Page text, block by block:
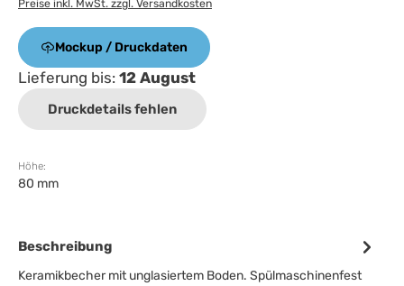
Preise inkl. MwSt. zzgl. Versandkosten
Mockup / Druckdaten
Lieferung bis: 12 August
Druckdetails fehlen
Höhe:
80 mm
Beschreibung
Keramikbecher mit unglasiertem Boden. Spülmaschinenfest